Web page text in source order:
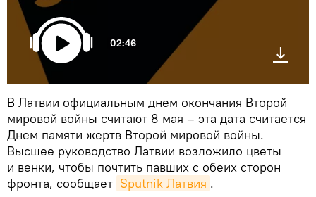
02:46
В Латвии официальным днем окончания Второй
мировой войны считают 8 мая – эта дата считается
Днем памяти жертв Второй мировой войны.
Высшее руководство Латвии возложило цветы
и венки, чтобы почтить павших с обеих сторон
фронта, сообщает Sputnik Латвия .